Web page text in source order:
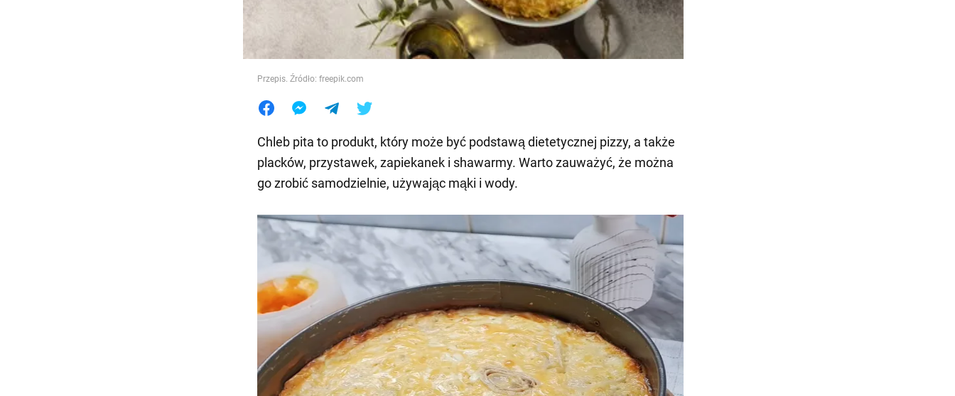
Przepis. Źródło: freepik.com
Chleb pita to produkt, który może być podstawą dietetycznej pizzy, a także
placków, przystawek, zapiekanek i shawarmy. Warto zauważyć, że można
go zrobić samodzielnie, używając mąki i wody.